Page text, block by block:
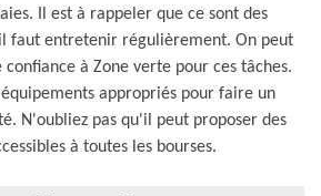
Il est à rappeler que ce sont des
faut entretenir régulièrement. On peut
à Zone verte pour ces tâches.
appropriés pour faire un
N'oubliez pas qu'il peut proposer des
à toutes les bourses.